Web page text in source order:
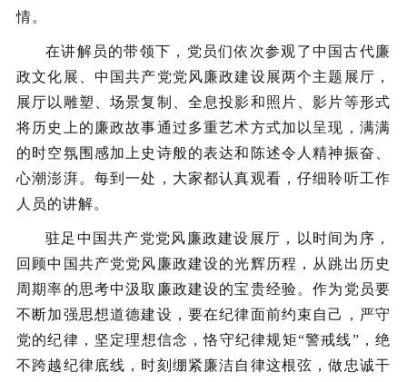
情。
在讲解员的带领下，党员们依次参观了中国古代廉
政文化展、中国共产党党风廉政建设展两个主题展厅，
展厅以雕塑、场景复制、全息投影和照片、影片等形式
将历史上的廉政故事通过多重艺术方式加以呈现，满满
的时空氛围感加上史诗般的表达和陈述令人精神振奋、
心潮澎湃。每到一处，大家都认真观看，仔细聆听工作
人员的讲解。
驻足中国共产党党风廉政建设展厅，以时间为序，
回顾中国共产党党风廉政建设的光辉历程，从跳出历史
周期率的思考中汲取廉政建设的宝贵经验。作为党员要
不断加强思想道德建设，要在纪律面前约束自己，严守
党的纪律，坚定理想信念，恪守纪律规矩“警戒线”，绝
不跨越纪律底线，时刻绷紧廉洁自律这根弦，做忠诚干